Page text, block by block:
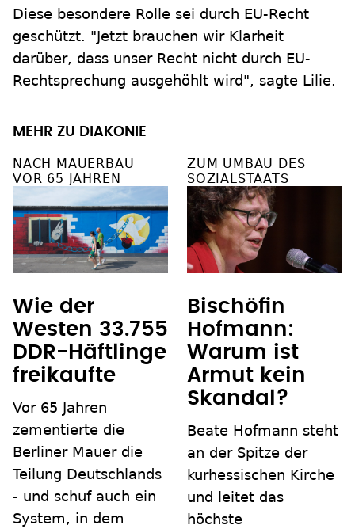
Diese besondere Rolle sei durch EU-Recht
geschützt. "Jetzt brauchen wir Klarheit
darüber, dass unser Recht nicht durch EU-
Rechtsprechung ausgehöhlt wird", sagte Lilie.
MEHR ZU DIAKONIE
NACH MAUERBAU
VOR 65 JAHREN
Wie der
Westen 33.755
DDR-Häftlinge
freikaufte
Vor 65 Jahren
zementierte die
Berliner Mauer die
Teilung Deutschlands
- und schuf auch ein
System, in dem
ZUM UMBAU DES
SOZIALSTAATS
Bischöfin
Hofmann:
Warum ist
Armut kein
Skandal?
Beate Hofmann steht
an der Spitze der
kurhessischen Kirche
und leitet das
höchste